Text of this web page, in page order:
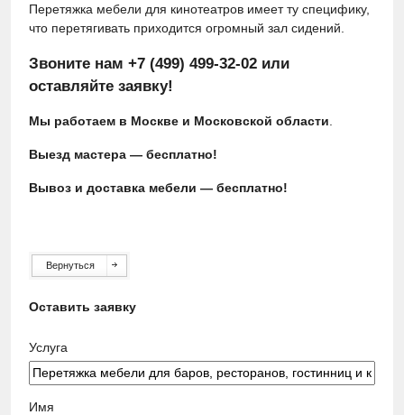
Перетяжка мебели для кинотеатров имеет ту специфику,
что перетягивать приходится огромный зал сидений.
Звоните нам +7 (499) 499-32-02 или
оставляйте заявку!
Мы работаем в Москве и Московской области
Выезд мастера — бесплатно!
Вывоз и доставка мебели — бесплатно!
Вернуться
Оставить заявку
Услуга
Имя